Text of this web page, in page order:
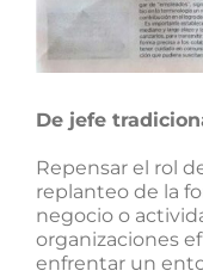
De jefe
Repensar el rol
replanteo de la
negocio o
organizaciones
enfrentar un